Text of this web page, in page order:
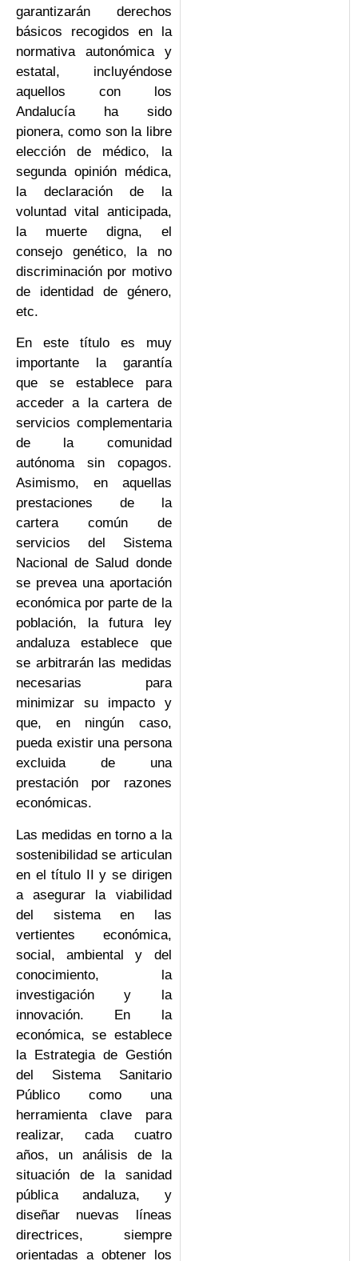
garantizarán derechos
básicos recogidos en la
normativa autonómica y
estatal, incluyéndose
aquellos con los
Andalucía ha sido
pionera, como son la libre
elección de médico, la
segunda opinión médica,
la declaración de la
voluntad vital anticipada,
la muerte digna, el
consejo genético, la no
discriminación por motivo
de identidad de género,
etc.
En este título es muy
importante la garantía
que se establece para
acceder a la cartera de
servicios complementaria
de la comunidad
autónoma sin copagos.
Asimismo, en aquellas
prestaciones de la
cartera común de
servicios del Sistema
Nacional de Salud donde
se prevea una aportación
económica por parte de la
población, la futura ley
andaluza establece que
se arbitrarán las medidas
necesarias para
minimizar su impacto y
que, en ningún caso,
pueda existir una persona
excluida de una
prestación por razones
económicas.
Las medidas en torno a la
sostenibilidad se articulan
en el título II y se dirigen
a asegurar la viabilidad
del sistema en las
vertientes económica,
social, ambiental y del
conocimiento, la
investigación y la
innovación. En la
económica, se establece
la Estrategia de Gestión
del Sistema Sanitario
Público como una
herramienta clave para
realizar, cada cuatro
años, un análisis de la
situación de la sanidad
pública andaluza, y
diseñar nuevas líneas
directrices, siempre
orientadas a obtener los